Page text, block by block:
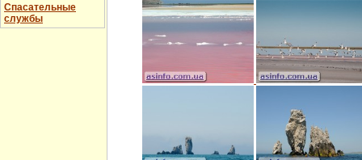
Спасательные
службы